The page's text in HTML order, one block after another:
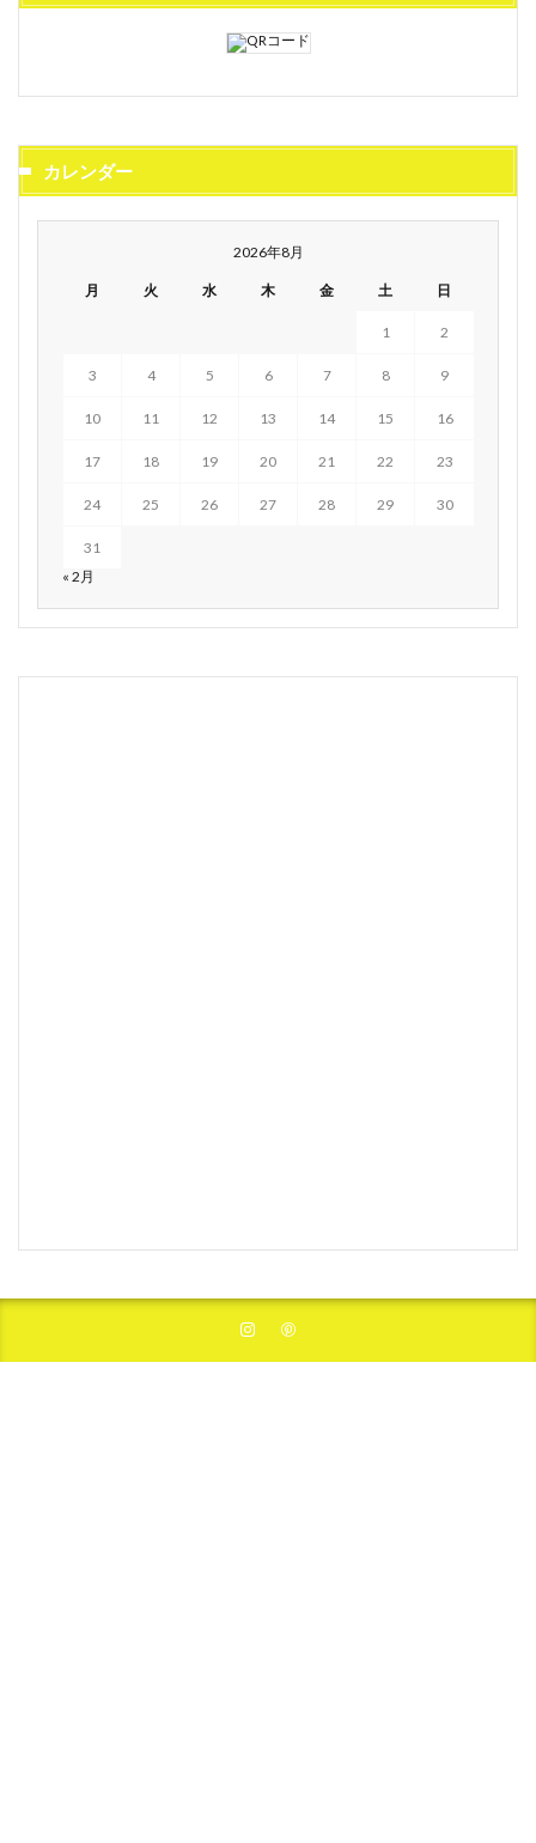
カレンダー
2026年8月
月 火 水 木 金 土 日
1 2
3 4 5 6 7 8 9
10 11 12 13 14 15 16
17 18 19 20 21 22 23
24 25 26 27 28 29 30
31
« 2月